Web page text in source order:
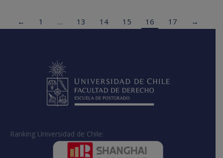
← 1 … 13 14 15 16 17 →
Ranking Universidad de Chile: